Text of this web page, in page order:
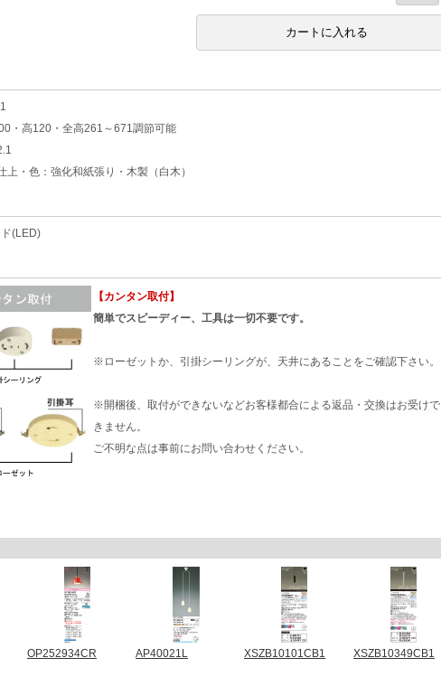
・高120・全高261～671調節可能
上・色：強化和紙張り・木製（白木）
(LED)
【カンタン取付】
簡単でスピーディー、工具は一切不要です。
※ローゼットか、引掛シーリングが、天井にあることをご確認下さい。
※開梱後、取付ができないなどお客様都合による返品・交換はお受けで
きません。
ご不明な点は事前にお問い合わせください。
OP252934CR AP40021L XSZB10101CB1 XSZB10349CB1